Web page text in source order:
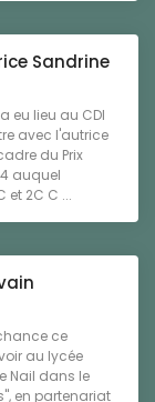
Sandrine
eu lieu au CDI
avec l'autrice
du Prix
auquel
et 2C C ...
ce
au lycée
Nail dans le
en partenariat